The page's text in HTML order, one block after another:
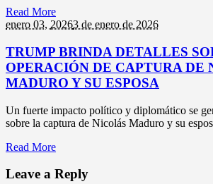
Read More
enero 03, 20263 de enero de 2026
TRUMP BRINDA DETALLES
OPERACIÓN DE CAPTURA DE
MADURO Y SU ESPOSA
Un fuerte impacto político y diplomático se
sobre la captura de Nicolás Maduro y su
Read More
Leave a Reply